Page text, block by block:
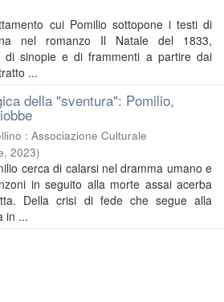
cui Pomilio sottopone i testi di
nel romanzo Il Natale del 1833,
di sinopie e di frammenti a partire dai
...
della "sventura": Pomilio,
: Associazione Culturale
, 2023)
cerca di calarsi nel dramma umano e
in seguito alla morte assai acerba
Della crisi di fede che segue alla
in ...